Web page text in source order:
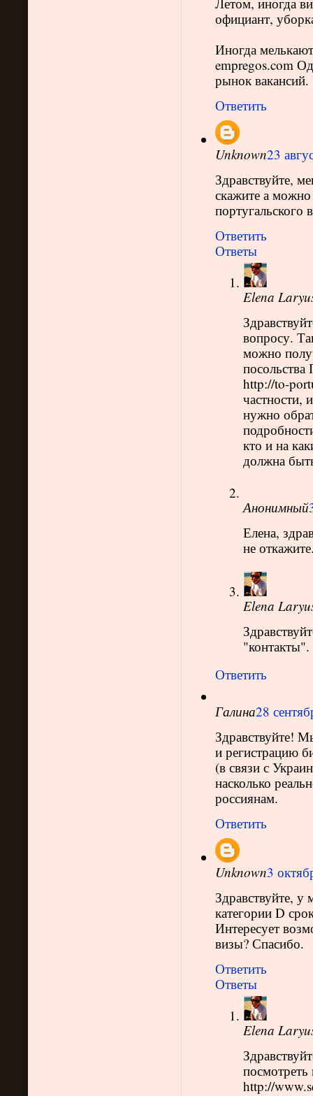
официант,
Иногда
empregos.com
рынок
Ответить
Unknown23
Здравствуйте,
скажите а
португальского
Ответить
Ответы
Elena
вопросу.
можно
http://to-
частности,
нужно
кто и на
должна
Анонимный
Елена,
не
Elena
"контакты".
Ответить
Галина28
Здравствуйте!
и регистрацию
(в связи с
насколько
россиянам.
Ответить
Unknown3
Здравствуйте, у
категории D
Интересует
визы? Спасибо.
Ответить
Ответы
Elena
посмотреть
http://